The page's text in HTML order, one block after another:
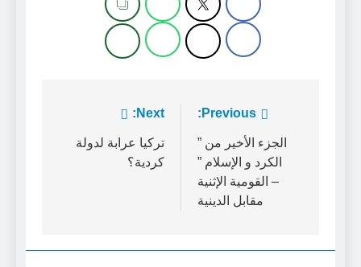
تصفّح
المقالات
Previous:
الجزء الأخير من ”
الكرد و الإسلام ”
– القومية الإثنية
مقابل الدينية
Next:
تركيا عرابة لدولة
كردية؟